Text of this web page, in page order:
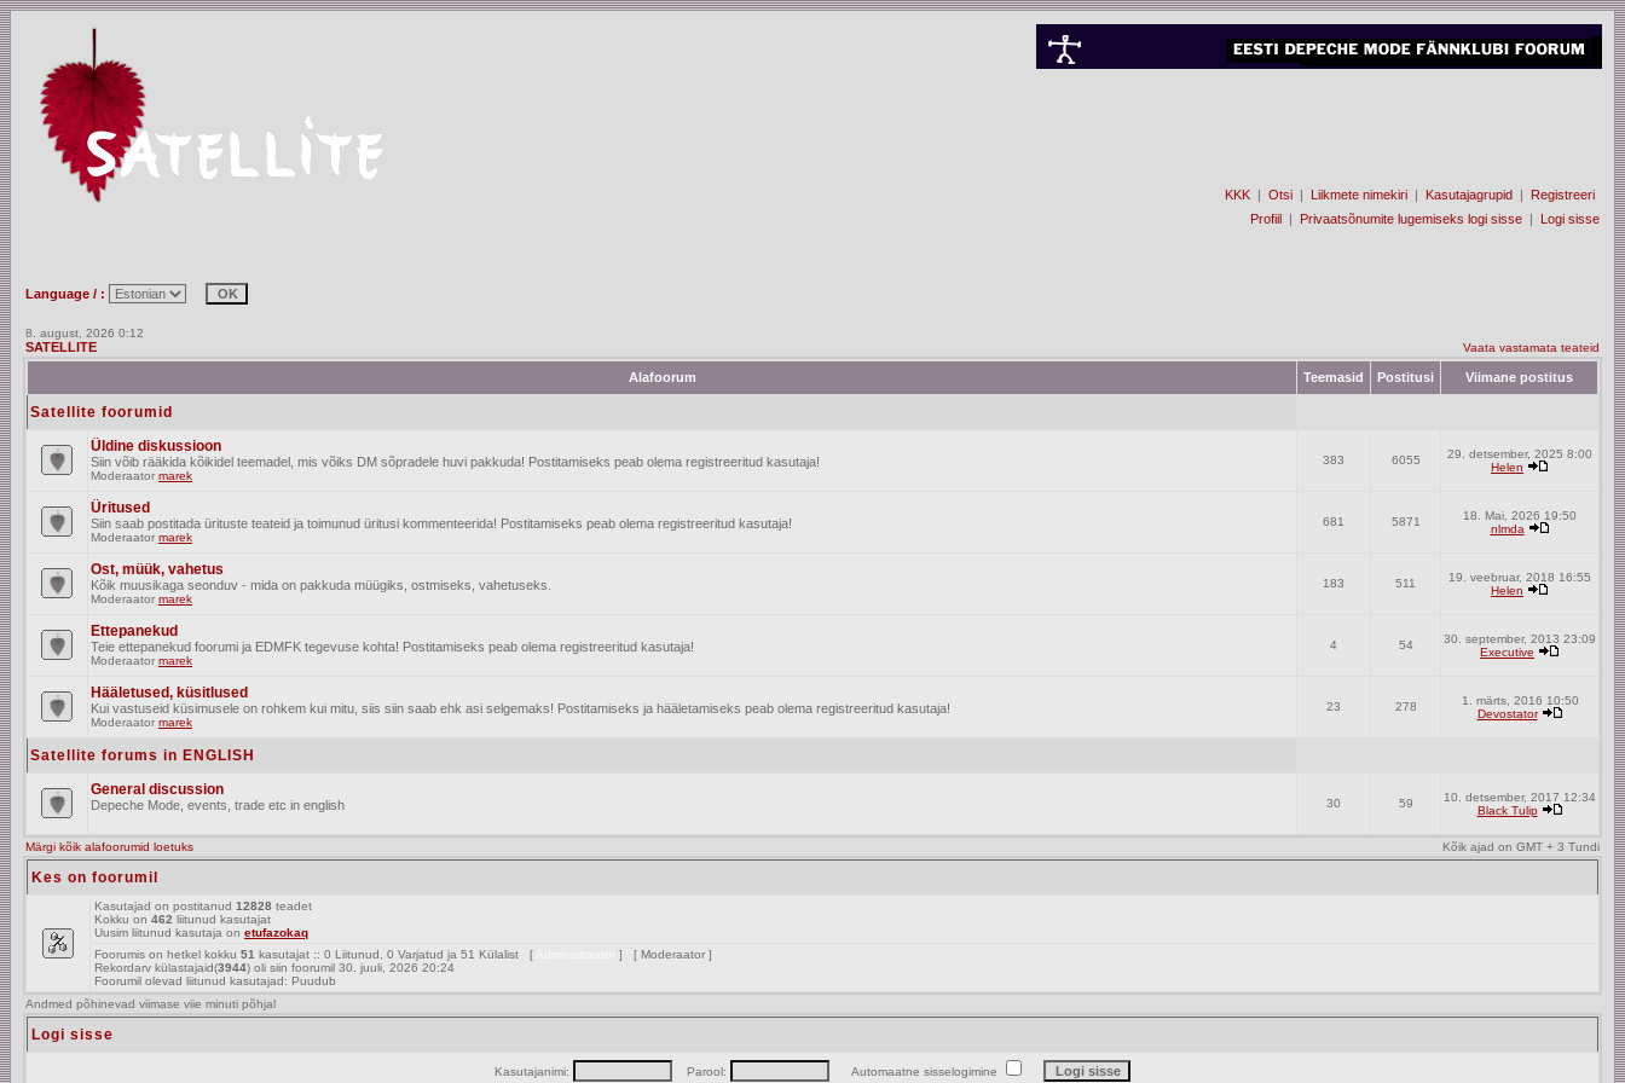
KKK | Otsi | Liikmete nimekiri | Kasutajagrupid | Registreeri
Profiil | Privaatsõnumite lugemiseks logi sisse | Logi sisse
Language / :
8. august, 2026 0:12
SATELLITE Vaata vastamata teateid
Alafoorum Teemasid Postitusi Viimane postitus
Satellite foorumid
Üldine diskussioon
Siin võib rääkida kõikidel teemadel, mis võiks DM sõpradele huvi pakkuda! Postitamiseks peab olema registreeritud kasutaja!
Moderaator marek
383 6055
29. detsember, 2025 8:00
Helen
Üritused
Siin saab postitada ürituste teateid ja toimunud üritusi kommenteerida! Postitamiseks peab olema registreeritud kasutaja!
Moderaator marek
681 5871
18. Mai, 2026 19:50
nlmda
Ost, müük, vahetus
Kõik muusikaga seonduv - mida on pakkuda müügiks, ostmiseks, vahetuseks.
Moderaator marek
183 511
19. veebruar, 2018 16:55
Helen
Ettepanekud
Teie ettepanekud foorumi ja EDMFK tegevuse kohta! Postitamiseks peab olema registreeritud kasutaja!
Moderaator marek
4 54
30. september, 2013 23:09
Executive
Hääletused, küsitlused
Kui vastuseid küsimusele on rohkem kui mitu, siis siin saab ehk asi selgemaks! Postitamiseks ja hääletamiseks peab olema registreeritud kasutaja!
Moderaator marek
23 278
1. märts, 2016 10:50
Devostator
Satellite forums in ENGLISH
General discussion
Depeche Mode, events, trade etc in english 30 59
10. detsember, 2017 12:34
Black Tulip
Märgi kõik alafoorumid loetuks Kõik ajad on GMT + 3 Tundi
Kes on foorumil
Kasutajad on postitanud 12828 teadet
Kokku on 462 liitunud kasutajat
Uusim liitunud kasutaja on etufazokaq
Foorumis on hetkel kokku 51 kasutajat :: 0 Liitunud, 0 Varjatud ja 51 Külalist [ ] [ Moderaator ]
Rekordarv külastajaid(3944) oli siin foorumil 30. juuli, 2026 20:24
Foorumil olevad liitunud kasutajad: Puudub
Andmed põhinevad viimase viie minuti põhjal
Logi sisse
Kasutajanimi: Parool: Automaatne sisselogimine